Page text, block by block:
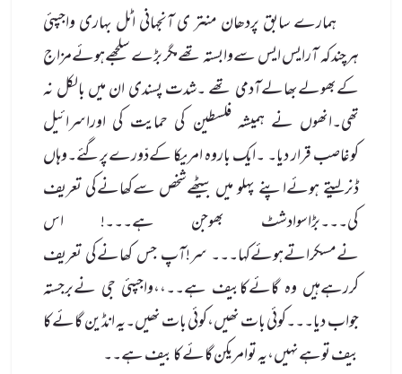
ہمارے سابق پردھان منتر ی آنجہانی اٹل بہاری واجپئی
ہرچندکہ آرایس ایس سےوابستہ تھےمگر بڑے سلجھےہوئےمزاج
کےبھولےبھالےآدمی تھے ۔شدت پسندی ان میں بالکل نہ
تھی۔انھوں نے ہمیشہ فلسطین کی حمایت کی اوراسرائیل
کوغاصب قرار دیا۔ ۔ایک باروہ امریکا کےدّورےپرگئے۔وہاں
ڈنرلیتے ہوئےاپنے پہلو میں بیٹھےشخص سےکھانےکی تعریف
کی۔۔۔بڑاسوادشٹ بھوجن ہے۔۔۔! اس
نےمسکراتےہوئےکہا۔۔۔ سر!آپ جس کھانےکی تعریف
کررہےہیں وہ گائےکابیف ہے۔۔،،واجپئی جی نےبرجستہ
جواب دیا۔۔۔کوئی بات نھیں،کوئی بات نھیں۔یہ انڈین گائےکا
بیف توہےنہیں،یہ توامریکن گائےکا بیف ہے۔۔